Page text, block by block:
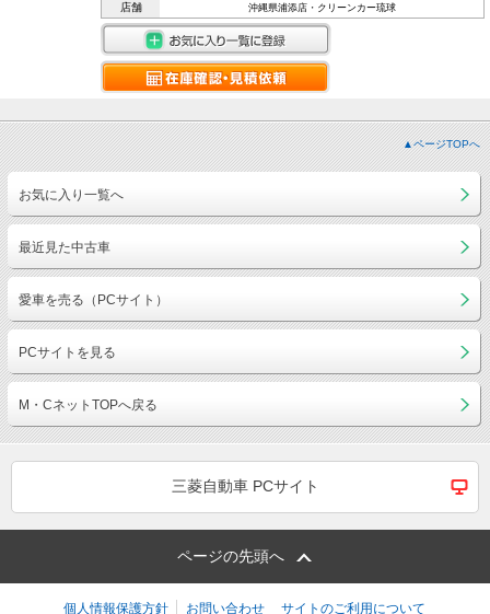
店舗 沖縄県浦添店・クリーンカー琉球
▲ページTOPへ
お気に入り一覧へ
最近見た中古車
愛車を売る（PCサイト）
PCサイトを見る
M・CネットTOPへ戻る
三菱自動車 PCサイト
ページの先頭へ
個人情報保護方針 お問い合わせ サイトのご利用について